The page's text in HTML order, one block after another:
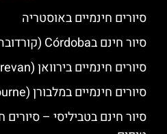
סיורים חינמיים באוסטריה
סיור חינם בCórdoba (קורדובה) בארגנטינה
סיורים חינמיים בירוואן (Yerevan) ארמניה
סיורים חינמיים במלבורן (Melbourne) אוסטרליה
סיור חינם בטביליסי –